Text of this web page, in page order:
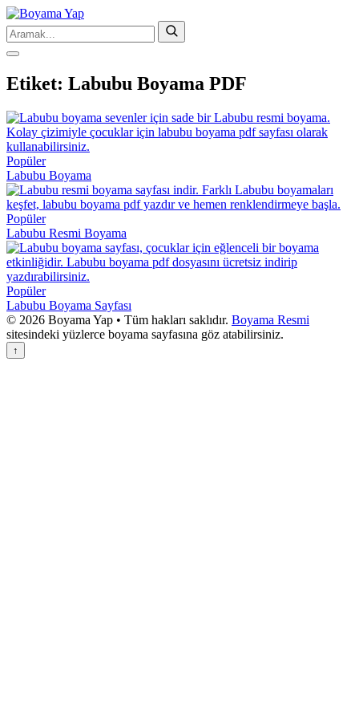
Etiket: Labubu Boyama PDF
Popüler
Labubu Boyama
Popüler
Labubu Resmi Boyama
Popüler
Labubu Boyama Sayfası
© 2026 Boyama Yap • Tüm hakları saklıdır. Boyama Resmi
sitesindeki yüzlerce boyama sayfasına göz atabilirsiniz.
↑